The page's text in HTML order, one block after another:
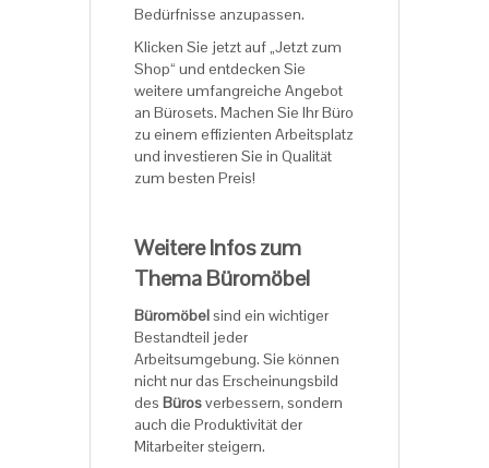
Bedürfnisse anzupassen.
Klicken Sie jetzt auf „Jetzt zum
Shop“ und entdecken Sie
weitere umfangreiche Angebot
an Bürosets. Machen Sie Ihr Büro
zu einem effizienten Arbeitsplatz
und investieren Sie in Qualität
zum besten Preis!
Weitere Infos zum
Thema Büromöbel
Büromöbelsind ein wichtiger
Bestandteil jeder
Arbeitsumgebung. Sie können
nicht nur das Erscheinungsbild
des Bürosverbessern, sondern
auch die Produktivität der
Mitarbeiter steigern.